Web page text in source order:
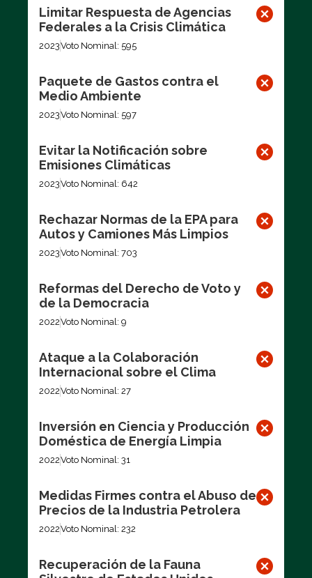
Limitar Respuesta de Agencias
Federales a la Crisis Climática
2023Voto Nominal: 595
Paquete de Gastos contra el
Medio Ambiente
2023Voto Nominal: 597
Evitar la Notificación sobre
Emisiones Climáticas
2023Voto Nominal: 642
Rechazar Normas de la EPA para
Autos y Camiones Más Limpios
2023Voto Nominal: 703
Reformas del Derecho de Voto y
de la Democracia
2022Voto Nominal: 9
Ataque a la Colaboración
Internacional sobre el Clima
2022Voto Nominal: 27
Inversión en Ciencia y Producción
Doméstica de Energía Limpia
2022Voto Nominal: 31
Medidas Firmes contra el Abuso de
Precios de la Industria Petrolera
2022Voto Nominal: 232
Recuperación de la Fauna